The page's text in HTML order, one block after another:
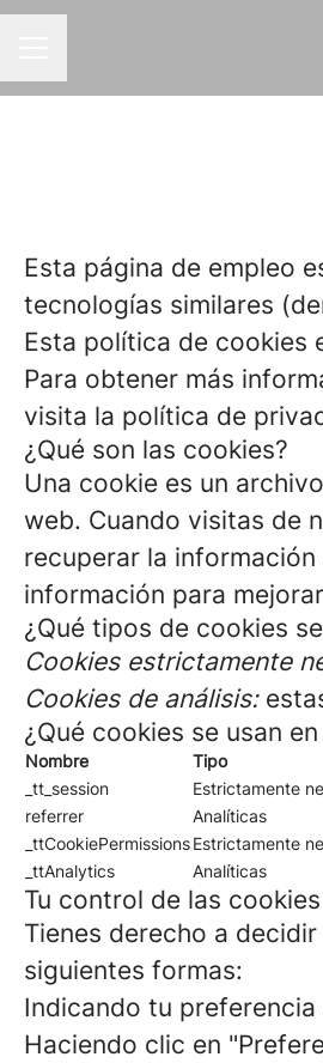
Esta página de empleo
tecnologías similares
Esta política de cookies
Para obtener más
visita la política de
¿Qué son las cookies?
Una cookie es un
web. Cuando visitas de
recuperar la
información para
¿Qué tipos de cookies
Cookies estrictamente
Cookies de análisis:
¿Qué cookies se usan
Nombre Tipo
_tt_session
Estrictamente
referrer
Analíticas
_ttCookiePermissionsEstrictamente
_ttAnalytics
Analíticas
Tu control de las cookies
Tienes derecho a
siguientes formas:
Indicando tu
Haciendo clic en